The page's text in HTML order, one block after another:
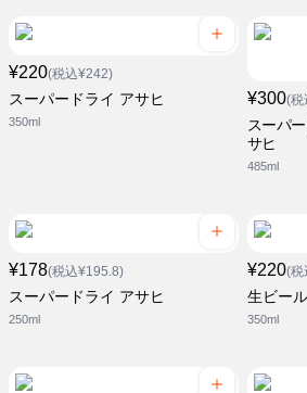
¥220(税込¥242)
スーパードライ アサヒ
350ml
¥300(税
スーパ
サヒ
485ml
¥178(税込¥195.8)
スーパードライ アサヒ
250ml
¥220(税
生ビー
350ml